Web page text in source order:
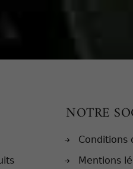
NOTRE
Conditions
Mentions